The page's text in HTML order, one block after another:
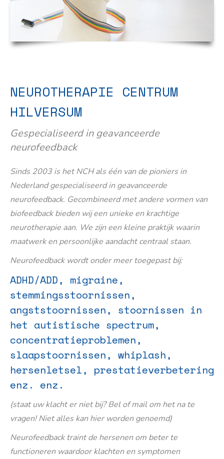
NEUROTHERAPIE CENTRUM
HILVERSUM
Gespecialiseerd in geavanceerde
neurofeedback
Sinds 2003 is het NCH als één van de pioniers in
Nederland gespecialiseerd in geavanceerde
neurofeedback. Gecombineerd met andere vormen van
biofeedback bieden wij een unieke en krachtige
neurotherapie aan. We zijn een kleine praktijk waarin
maatwerk en persoonlijke aandacht centraal staan.
Neurofeedback wordt onder meer toegepast bij:
ADHD/ADD, migraine,
stemmingsstoornissen,
angststoornissen, stoornissen in
het autistische spectrum,
concentratieproblemen,
slaapstoornissen, whiplash,
hersenletsel, prestatieverbetering
enz. enz.
(staat uw klacht er niet bij? Bel of mail om het na te
vragen! Niet alles kan hier worden genoemd)
Neurofeedback traint de hersenen om beter te
functioneren waardoor klachten en symptomen